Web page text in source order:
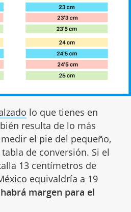
lo que tienes en
resulta de lo más
el pie del pequeño,
de conversión. Si el
13 centímetros de
equivaldría a 19
habrá margen para el